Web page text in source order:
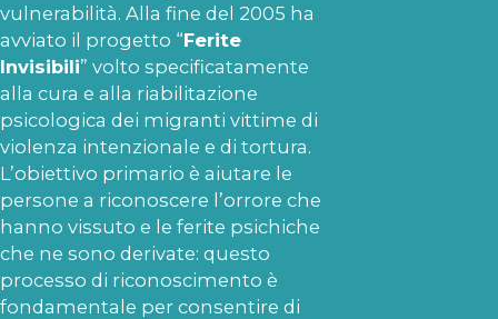
vulnerabilità. Alla fine del 2005 ha
avviato il progetto “Ferite
Invisibili” volto specificatamente
alla cura e alla riabilitazione
psicologica dei migranti vittime di
violenza intenzionale e di tortura.
L’obiettivo primario è aiutare le
persone a riconoscere l’orrore che
hanno vissuto e le ferite psichiche
che ne sono derivate: questo
processo di riconoscimento è
fondamentale per consentire di